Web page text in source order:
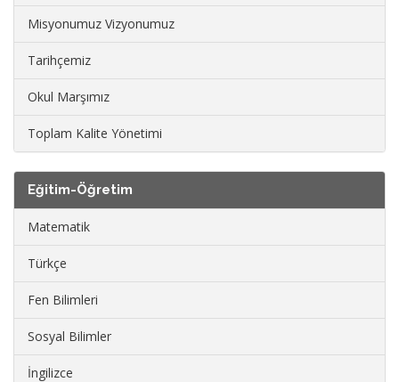
Misyonumuz Vizyonumuz
Tarihçemiz
Okul Marşımız
Toplam Kalite Yönetimi
Eğitim-Öğretim
Matematik
Türkçe
Fen Bilimleri
Sosyal Bilimler
İngilizce